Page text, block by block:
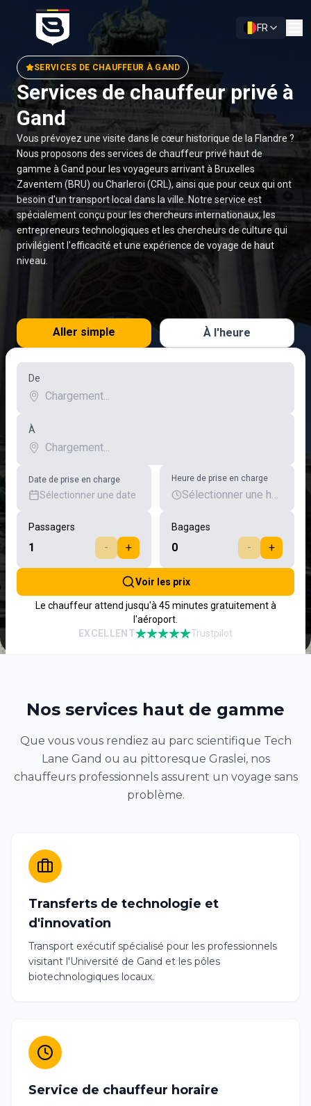
FR
SERVICES DE CHAUFFEUR À GAND
Services de chauffeur privé à
Gand
Vous prévoyez une visite dans le cœur historique de la Flandre ?
Nous proposons des services de chauffeur privé haut de
gamme à Gand pour les voyageurs arrivant à Bruxelles
Zaventem (BRU) ou Charleroi (CRL), ainsi que pour ceux qui ont
besoin d'un transport local dans la ville. Notre service est
spécialement conçu pour les chercheurs internationaux, les
entrepreneurs technologiques et les chercheurs de culture qui
privilégient l'efficacité et une expérience de voyage de haut
niveau.
Aller simple À l'heure
De
À
Date de prise en charge
Sélectionner une date
Heure de prise en charge
Sélectionner une heure
Passagers
1 - +
Bagages
0 - +
Voir les prix
Le chauffeur attend jusqu'à 45 minutes gratuitement à
l'aéroport.
EXCELLENT
Trustpilot
Nos services haut de gamme
Que vous vous rendiez au parc scientifique Tech
Lane Gand ou au pittoresque Graslei, nos
chauffeurs professionnels assurent un voyage sans
problème.
Transferts de technologie et
d'innovation
Transport exécutif spécialisé pour les professionnels
visitant l'Université de Gand et les pôles
biotechnologiques locaux.
Service de chauffeur horaire